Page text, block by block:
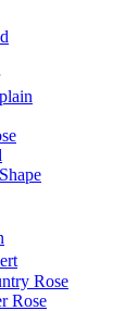
Rose
Rose